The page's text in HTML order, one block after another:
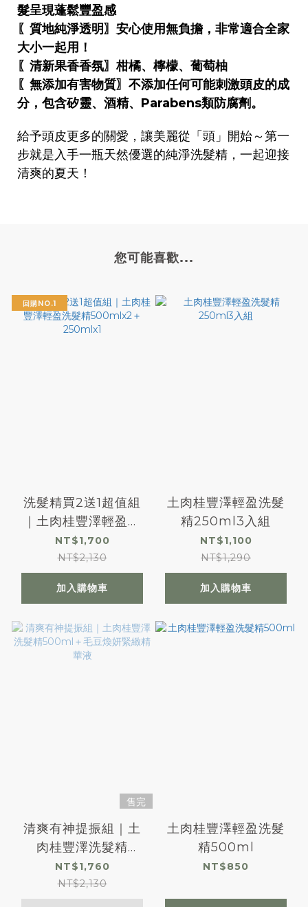
髮呈現蓬鬆豐盈感
〖質地純淨透明〗安心使用無負擔，非常適合全家
大小一起用！
〖清新果香香氛〗柑橘、檸檬、葡萄柚
〖無添加有害物質〗不添加任何可能刺激頭皮的成
分，包含矽靈、酒精、Parabens類防腐劑。
給予頭皮更多的關愛，讓美麗從「頭」開始～第一
步就是入手一瓶天然優選的純淨洗髮精，一起迎接
清爽的夏天！
您可能喜歡...
回購NO.1
洗髮精買2送1超值組
｜土肉桂豐澤輕盈洗
髮精500mlx2＋
250mlx1
NT$1,700
NT$2,130
加入購物車
土肉桂豐澤輕盈洗髮
精250ml3入組
NT$1,100
NT$1,290
加入購物車
售完
清爽有神提振組｜土
肉桂豐澤洗髮精
500ml＋毛豆煥妍緊
緻精華液
NT$1,760
NT$2,130
土肉桂豐澤輕盈洗髮
精500ml
NT$850